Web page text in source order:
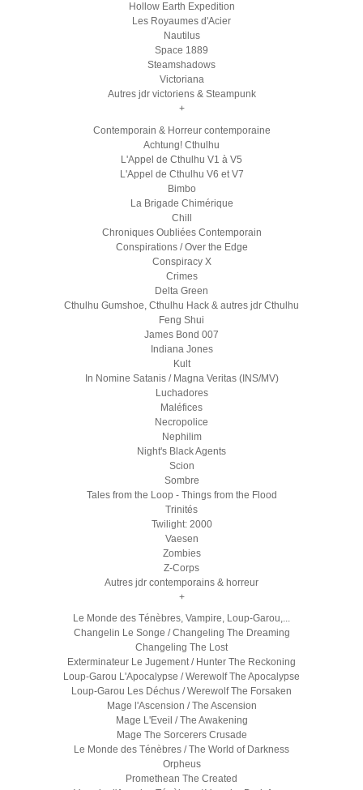
Hollow Earth Expedition
Les Royaumes d'Acier
Nautilus
Space 1889
Steamshadows
Victoriana
Autres jdr victoriens & Steampunk
+
Contemporain & Horreur contemporaine
Achtung! Cthulhu
L'Appel de Cthulhu V1 à V5
L'Appel de Cthulhu V6 et V7
Bimbo
La Brigade Chimérique
Chill
Chroniques Oubliées Contemporain
Conspirations / Over the Edge
Conspiracy X
Crimes
Delta Green
Cthulhu Gumshoe, Cthulhu Hack & autres jdr Cthulhu
Feng Shui
James Bond 007
Indiana Jones
Kult
In Nomine Satanis / Magna Veritas (INS/MV)
Luchadores
Maléfices
Necropolice
Nephilim
Night's Black Agents
Scion
Sombre
Tales from the Loop - Things from the Flood
Trinités
Twilight: 2000
Vaesen
Zombies
Z-Corps
Autres jdr contemporains & horreur
+
Le Monde des Ténèbres, Vampire, Loup-Garou,...
Changelin Le Songe / Changeling The Dreaming
Changeling The Lost
Exterminateur Le Jugement / Hunter The Reckoning
Loup-Garou L'Apocalypse / Werewolf The Apocalypse
Loup-Garou Les Déchus / Werewolf The Forsaken
Mage l'Ascension / The Ascension
Mage L'Eveil / The Awakening
Mage The Sorcerers Crusade
Le Monde des Ténèbres / The World of Darkness
Orpheus
Promethean The Created